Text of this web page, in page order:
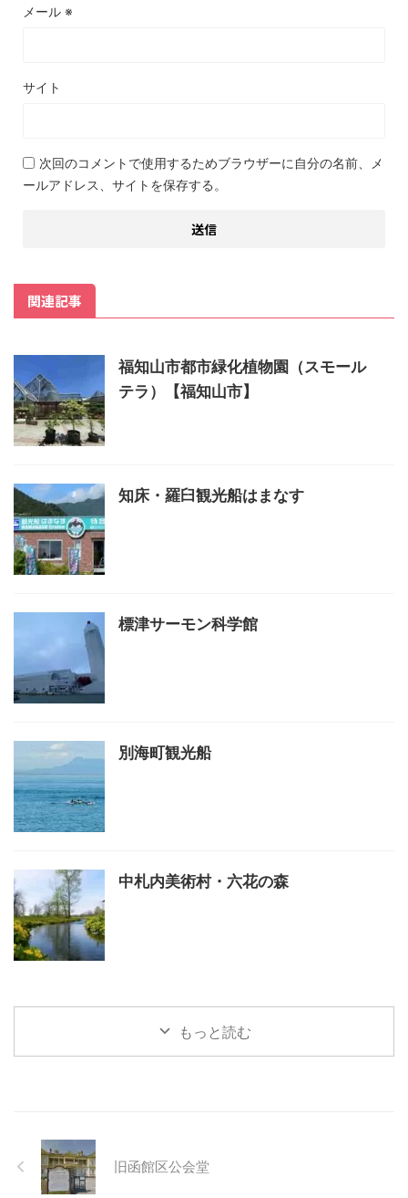
メール ※
サイト
次回のコメントで使用するためブラウザーに自分の名前、メ
ールアドレス、サイトを保存する。
関連記事
福知山市都市緑化植物園（スモール
テラ）【福知山市】
知床・羅臼観光船はまなす
標津サーモン科学館
別海町観光船
中札内美術村・六花の森
もっと読む
旧函館区公会堂